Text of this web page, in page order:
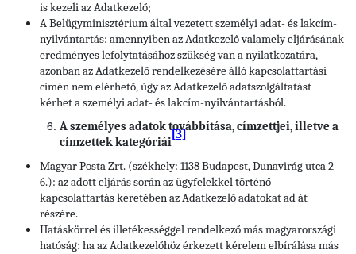
is kezeli az Adatkezelő;
A Belügyminisztérium által vezetett személyi adat- és lakcím-
nyilvántartás: amennyiben az Adatkezelő valamely eljárásának
eredményes lefolytatásához szükség van a nyilatkozatára,
azonban az Adatkezelő rendelkezésére álló kapcsolattartási
címén nem elérhető, úgy az Adatkezelő adatszolgáltatást
kérhet a személyi adat- és lakcím-nyilvántartásból.
A személyes adatok továbbítása, címzettjei, illetve a
címzettek kategóriái
[3]
Magyar Posta Zrt. (székhely: 1138 Budapest, Dunavirág utca 2-
6.): az adott eljárás során az ügyfelekkel történő
kapcsolattartás keretében az Adatkezelő adatokat ad át
részére.
Hatáskörrel és illetékességgel rendelkező más magyarországi
hatóság: ha az Adatkezelőhöz érkezett kérelem elbírálása más